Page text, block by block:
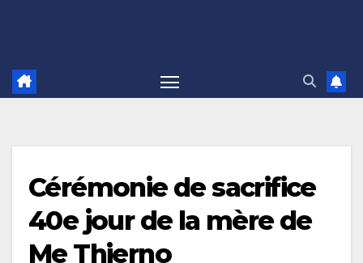
Cérémonie de sacrifice
40e jour de la mère de
Me Thierno